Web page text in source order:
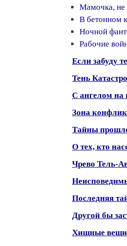
Мамочка, не
В бетонном
Ночной
Рабочие
Если забуду
Тень
С ангелом на
Зона
Тайны
О тех, кто
Чрево Тель-
Последняя
Другой бы
Хищные вещи